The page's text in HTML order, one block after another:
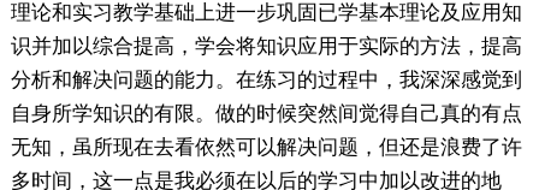
理论和实习教学基础上进一步巩固已学基本理论及应用知
识并加以综合提高，学会将知识应用于实际的方法，提高
分析和解决问题的能力。在练习的过程中，我深深感觉到
自身所学知识的有限。做的时候突然间觉得自己真的有点
无知，虽所现在去看依然可以解决问题，但还是浪费了许
多时间，这一点是我必须在以后的学习中加以改进的地